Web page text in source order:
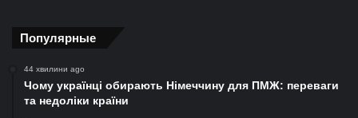
Популярные
44 хвилини ago
Чому українці обирають Німеччину для ПМЖ: переваги
та недоліки країни